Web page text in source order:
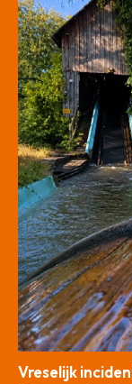
Vreselijk